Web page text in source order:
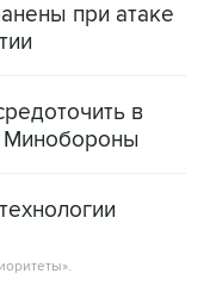
при атаке
в
Минобороны